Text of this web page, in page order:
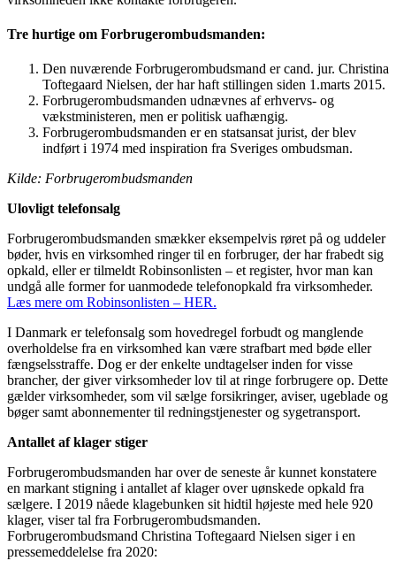
Tre hurtige om Forbrugerombudsmanden:
Den nuværende Forbrugerombudsmand er cand. jur. Christina
Toftegaard Nielsen, der har haft stillingen siden 1.marts 2015.
Forbrugerombudsmanden udnævnes af erhvervs- og
vækstministeren, men er politisk uafhængig.
Forbrugerombudsmanden er en statsansat jurist, der blev
indført i 1974 med inspiration fra Sveriges ombudsman.
Kilde: Forbrugerombudsmanden
Ulovligt telefonsalg
Forbrugerombudsmanden smækker eksempelvis røret på og uddeler
bøder, hvis en virksomhed ringer til en forbruger, der har frabedt sig
opkald, eller er tilmeldt Robinsonlisten – et register, hvor man kan
undgå alle former for uanmodede telefonopkald fra virksomheder.
Læs mere om Robinsonlisten – HER.
I Danmark er telefonsalg som hovedregel forbudt og manglende
overholdelse fra en virksomhed kan være strafbart med bøde eller
fængselsstraffe. Dog er der enkelte undtagelser inden for visse
brancher, der giver virksomheder lov til at ringe forbrugere op. Dette
gælder virksomheder, som vil sælge forsikringer, aviser, ugeblade og
bøger samt abonnementer til redningstjenester og sygetransport.
Antallet af klager stiger
Forbrugerombudsmanden har over de seneste år kunnet konstatere
en markant stigning i antallet af klager over uønskede opkald fra
sælgere. I 2019 nåede klagebunken sit hidtil højeste med hele 920
klager, viser tal fra Forbrugerombudsmanden.
Forbrugerombudsmand Christina Toftegaard Nielsen siger i en
pressemeddelelse fra 2020: